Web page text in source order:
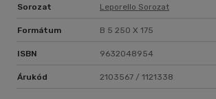
Sorozat Leporello Sorozat
Formátum B 5 250 X 175
ISBN 9632048954
Árukód 2103567 / 1121338